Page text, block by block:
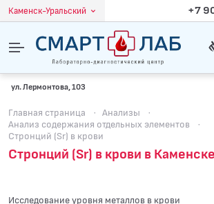
Каменск-Уральский +7
ул. Лермонтова, 103
Главная страница · Анализы
·
Анализ содержания отдельных элементов
·
Стронций (Sr) в крови
Стронций (Sr) в крови в
Исследование уровня металлов в крови